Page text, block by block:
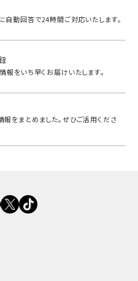
自動回答で24時間ご対応いたします。
報をいち早く お届けいたします。
をまとめました。ぜひご活用くださ